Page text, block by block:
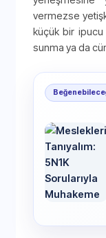
vermezse
küçük bir
sunma ya da